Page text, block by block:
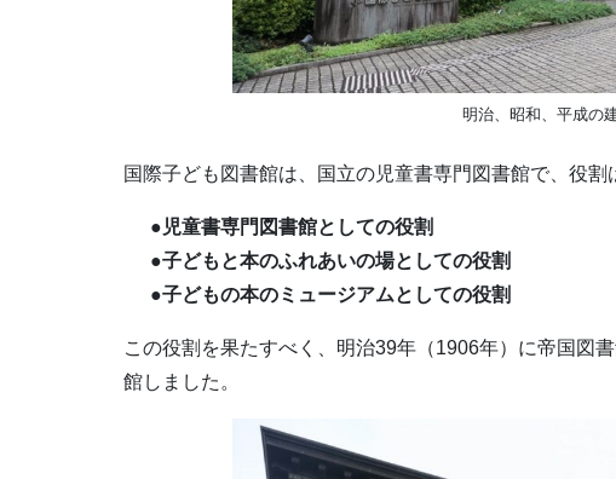
明治、昭和、平成の
国際子ども図書館は、国立の児童書専門図書館で、役割
●児童書専門図書館としての役割
●子どもと本のふれあいの場としての役割
●子どもの本のミュージアムとしての役割
この役割を果たすべく、明治39年（1906年）に帝国図
館しました。